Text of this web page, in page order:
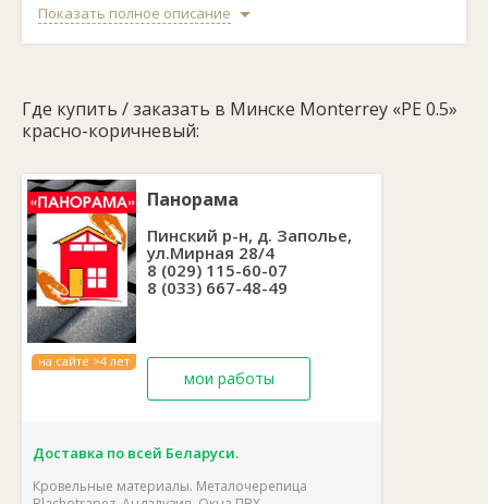
Ширина одного тайла:350 мм.
Металлочерепица Monterrey «PE 0.5» выполнена в красно-
устойчивостью к внешним воздействиям. Это позволяет
широко использовать ее для укладки на зданиях разных
типов.
Глянцевая поверхность хорошо отражает свет и делает
здание более ярким. Перед монтажом металлочерепицы
требуется обрешетка крыши.
Показать полное описание
Где купить / заказать в Минске Monterrey «PE 0.5»
красно-коричневый:
на сайте >4 лет
Панорама
Пинский р-н, д. Заполье,
ул.Мирная 28/4
8 (029) 115-60-07
8 (033) 667-48-49
мои работы
Доставка по всей Беларуси.
Кровельные материалы. Металочерепица